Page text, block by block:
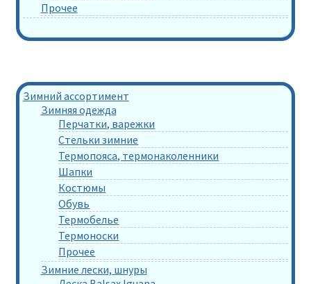
Прочее
Зимний ассортимент
Зимняя одежда
Перчатки, варежки
Стельки зимние
Термопояса, термонаколенники
Шапки
Костюмы
Обувь
Термобелье
Термоноски
Прочее
Зимние лески, шнуры